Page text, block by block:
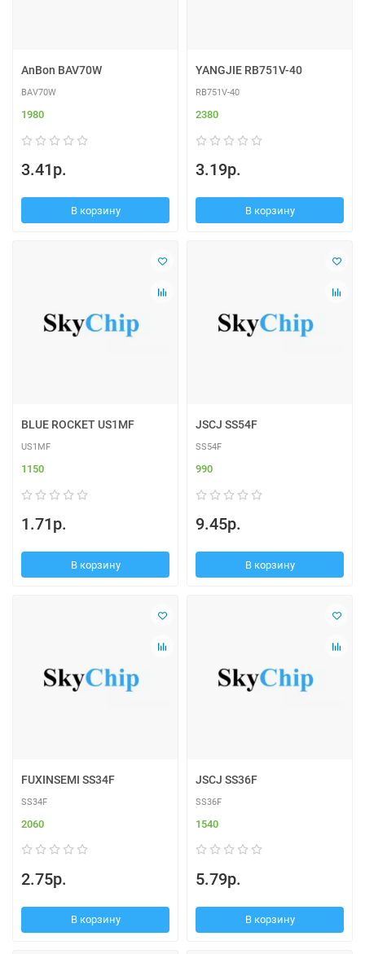
AnBon BAV70W
BAV70W
1980
3.41р.
В корзину
YANGJIE RB751V-40
RB751V-40
2380
3.19р.
В корзину
BLUE ROCKET US1MF
US1MF
1150
1.71р.
В корзину
JSCJ SS54F
SS54F
990
9.45р.
В корзину
FUXINSEMI SS34F
SS34F
2060
2.75р.
В корзину
JSCJ SS36F
SS36F
1540
5.79р.
В корзину